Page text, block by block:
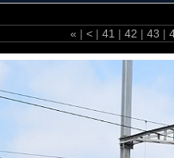
« | < | 41 | 42 | 43 |